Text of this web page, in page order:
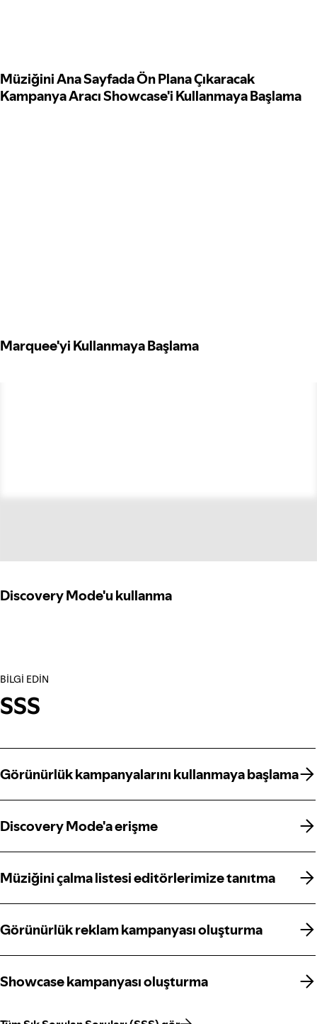
Müziğini Ana Sayfada Ön Plana Çıkaracak
Kampanya Aracı Showcase'i Kullanmaya Başlama
Marquee'yi Kullanmaya Başlama
Discovery Mode'u kullanma
BILGI EDIN
SSS
Görünürlük kampanyalarını kullanmaya başlama
Görünürlük kampanyalarını kullanmaya başlama
Discovery Mode'a erişme
Discovery Mode'a erişme
Müziğini çalma listesi editörlerimize tanıtma
Müziğini çalma listesi editörlerimize tanıtma
Görünürlük reklam kampanyası oluşturma
Görünürlük reklam kampanyası oluşturma
Showcase kampanyası oluşturma
Showcase kampanyası oluşturma